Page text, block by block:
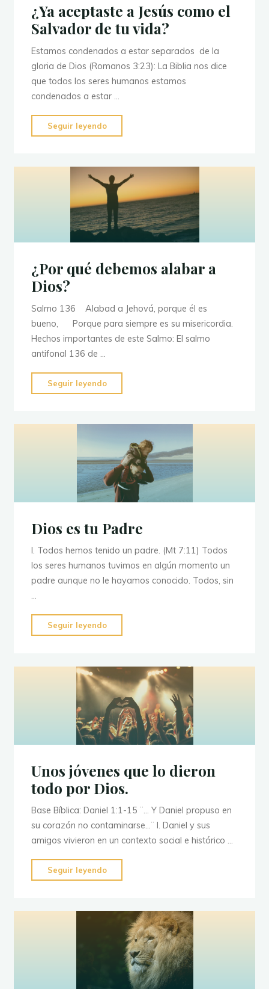
¿Ya aceptaste a Jesús como el
Salvador de tu vida?
Estamos condenados a estar separados de la
gloria de Dios (Romanos 3:23): La Biblia nos dice
que todos los seres humanos estamos
condenados a estar …
Seguir leyendo
aceptaste
Jesús
como
Salvador
de
tu
¿Por qué debemos alabar a
Dios?
Salmo 136 Alabad a Jehová, porque él es
bueno, Porque para siempre es su misericordia.
Hechos importantes de este Salmo: El salmo
antifonal 136 de …
Seguir leyendo
qué
alabar
Dios?"
Dios es tu Padre
I. Todos hemos tenido un padre. (Mt 7:11) Todos
los seres humanos tuvimos en algún momento un
padre aunque no le hayamos conocido. Todos, sin
…
Seguir leyendo
es
Padre"
Unos jóvenes que lo dieron
todo por Dios.
Base Bíblica: Daniel 1:1-15 ¨… Y Daniel propuso en
su corazón no contaminarse…¨ I. Daniel y sus
amigos vivieron en un contexto social e histórico …
Seguir leyendo
jóvenes
lo
dieron
todo
Dios."